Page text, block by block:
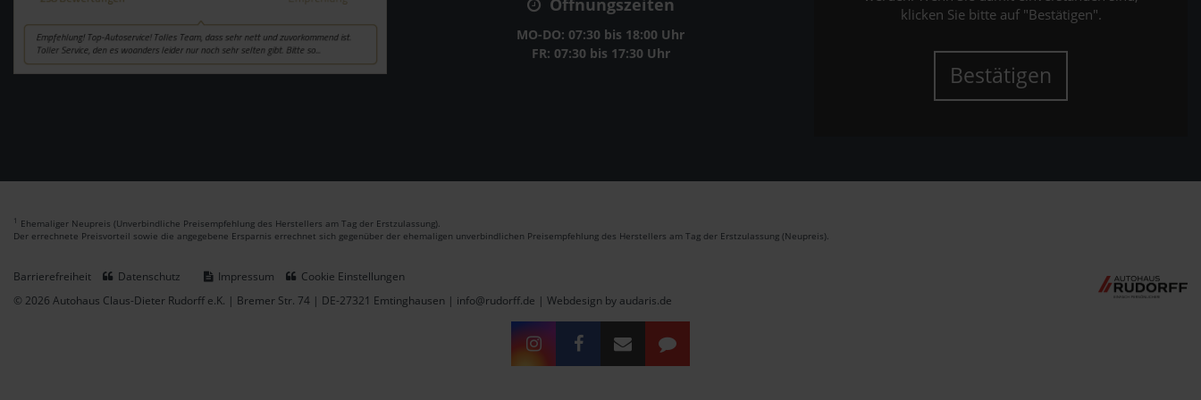
Öffnungszeiten
MO-DO: 07:30 bis 18:00 Uhr
FR: 07:30 bis 17:30 Uhr
klicken Sie bitte auf "Bestätigen".
Bestätigen
1 Ehemaliger Neupreis (Unverbindliche Preisempfehlung des Herstellers am Tag der Erstzulassung).
Der errechnete Preisvorteil sowie die angegebene Ersparnis errechnet sich gegenüber der ehemaligen unverbindlichen Preisempfehlung des Herstellers am Tag der Erstzulassung (Neupreis).
Barrierefreiheit Datenschutz Impressum
Cookie Einstellungen
© 2026 Autohaus Claus-Dieter Rudorff e.K. | Bremer Str. 74 | DE-27321 Emtinghausen | info@rudorff.de | Webdesign by audaris.de